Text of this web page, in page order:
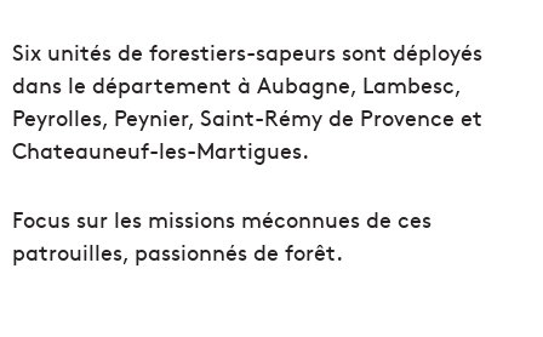
Six unités de forestiers-sapeurs sont déployés
dans le département à Aubagne, Lambesc,
Peyrolles, Peynier, Saint-Rémy de Provence et
Chateauneuf-les-Martigues.
Focus sur les missions méconnues de ces
patrouilles, passionnés de forêt.